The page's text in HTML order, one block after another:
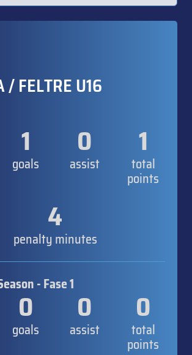
/ FELTRE U16
1
goals
0
assist
1
total
points
4
penalty minutes
- Fase 1
0
goals
0
assist
0
total
points